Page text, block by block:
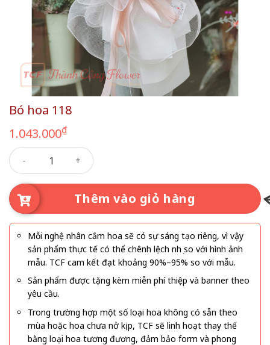
Bó hoa 118
1.043.000₫
Bó hoa 118 số lượng
Thêm vào giỏ hàng
Mỗi nghệ nhân cắm hoa sẽ có sự sáng tạo riêng, vì vậy
sản phẩm thực tế có thể chênh lệch nhẹ so với hình ảnh
mẫu. TCF cam kết đạt khoảng 90%–95% so với mẫu.
Sản phẩm được tặng kèm miễn phí thiệp và banner theo
yêu cầu.
Trong trường hợp một số loại hoa không có sẵn theo
mùa hoặc hoa chưa nở kịp, TCF sẽ linh hoạt thay thế
bằng loại hoa tương đương, đảm bảo form và phong